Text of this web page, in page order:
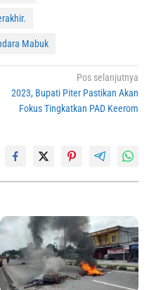
Mabuk
Pos selanjutnya
2023, Bupati Piter Pastikan Akan
Fokus Tingkatkan PAD Keerom